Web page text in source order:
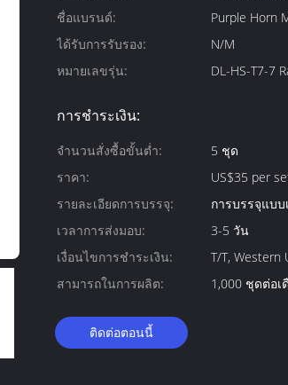
ชื่อแบรนด์:
Purple Horn
ได้รับการรับรอง:
N/M
หมายเลขรุ่น:
DL-HS-T7-7
การชำระเงิน:
จำนวนสั่งซื้อขั้นต่ำ:
5 ชุด
ราคา:
US$35 per
รายละเอียดการบรรจุ:
การบรรจุแบบ
เวลาการส่งมอบ:
3-5 วัน
เงื่อนไขการชำระเงิน:
T/T, Western
สามารถในการผลิต:
1,000 ชุดต่อเ
ติดต่อตอนนี้